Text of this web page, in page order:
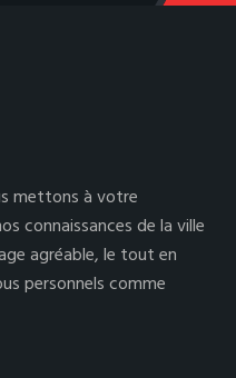
mettons à votre
connaissances de la ville
agréable, le tout en
personnels comme